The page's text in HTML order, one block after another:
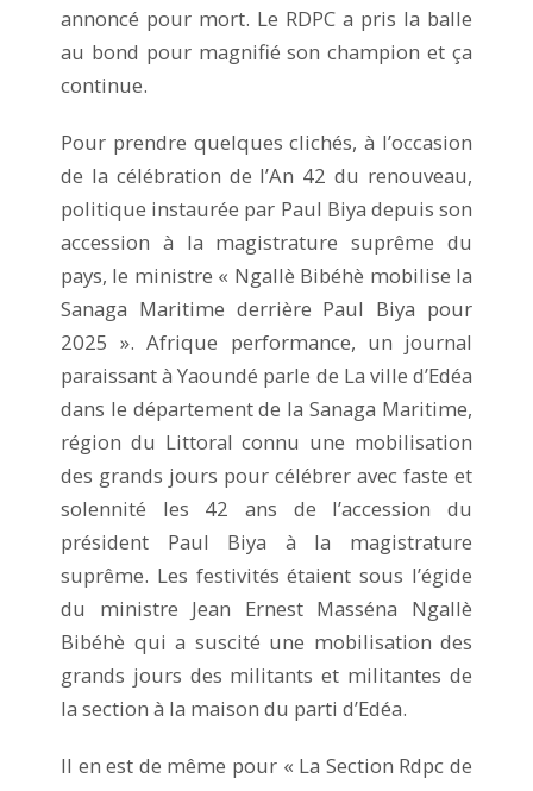
annoncé pour mort. Le RDPC a pris la balle
au bond pour magnifié son champion et ça
continue.
Pour prendre quelques clichés, à l’occasion
de la célébration de l’An 42 du renouveau,
politique instaurée par Paul Biya depuis son
accession à la magistrature suprême du
pays, le ministre « Ngallè Bibéhè mobilise la
Sanaga Maritime derrière Paul Biya pour
2025 ». Afrique performance, un journal
paraissant à Yaoundé parle de La ville d’Edéa
dans le département de la Sanaga Maritime,
région du Littoral connu une mobilisation
des grands jours pour célébrer avec faste et
solennité les 42 ans de l’accession du
président Paul Biya à la magistrature
suprême. Les festivités étaient sous l’égide
du ministre Jean Ernest Masséna Ngallè
Bibéhè qui a suscité une mobilisation des
grands jours des militants et militantes de
la section à la maison du parti d’Edéa.
Il en est de même pour « La Section Rdpc de